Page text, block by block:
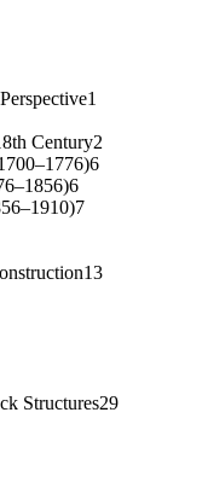
Century2
Structures29